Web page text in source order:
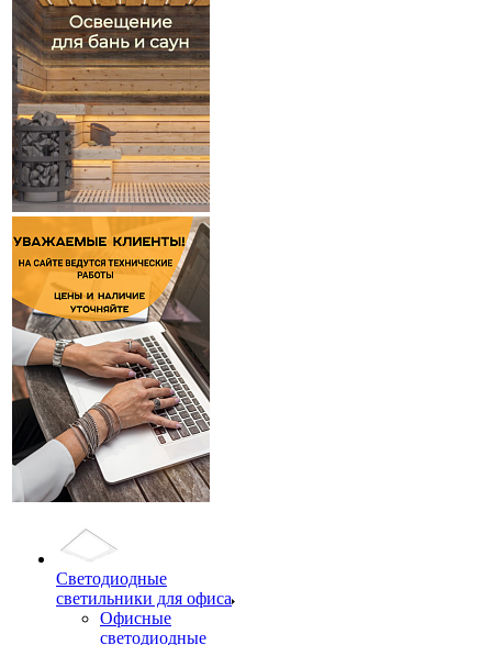
Светодиодные
светильники для офиса
Офисные
светодиодные